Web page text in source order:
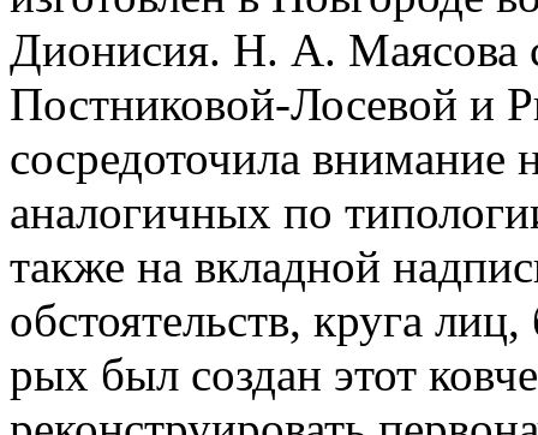
Дионисия. Н. А. Маясова
Постниковой-Лосевой и
сосредоточила внимание
аналогичных по
также на вкладной
обстоятельств, круга
рых был создан этот